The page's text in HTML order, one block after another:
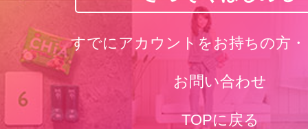
すでにアカウントをお持ちの方
お問い合わせ
TOPに戻る